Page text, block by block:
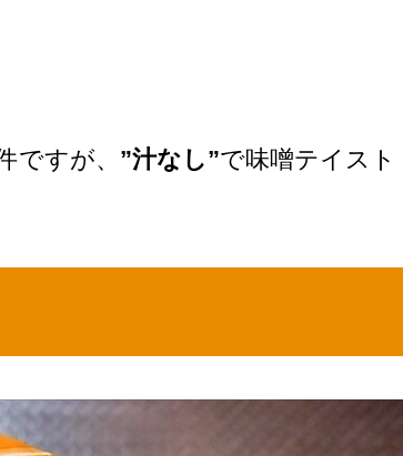
ですが、 ”汁なし”で味噌テイスト